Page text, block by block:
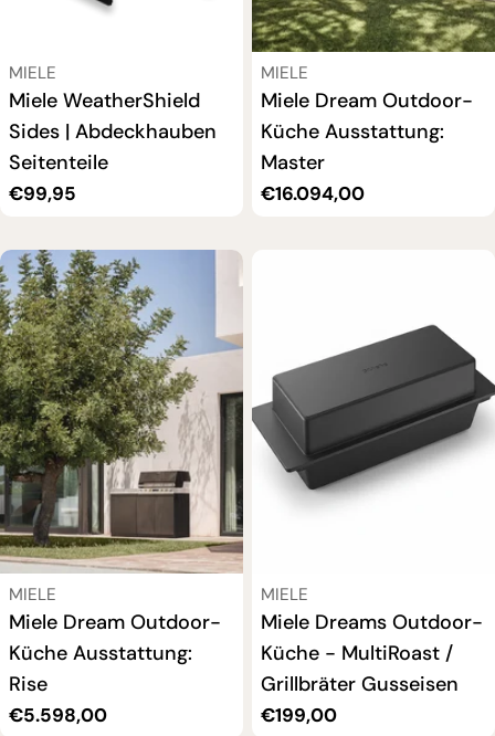
VERKÄUFER:
MIELE
Miele WeatherShield
Sides | Abdeckhauben
Seitenteile
Regulärer
€99,95
VERKÄUFER:
MIELE
Miele Dream Outdoor-
Küche Ausstattung:
Master
Regulärer
€16.094,00
VERKÄUFER:
MIELE
Miele Dream Outdoor-
Küche Ausstattung:
Rise
Regulärer
€5.598,00
VERKÄUFER:
MIELE
Miele Dreams Outdoor-
Küche - MultiRoast /
Grillbräter Gusseisen
Regulärer
€199,00